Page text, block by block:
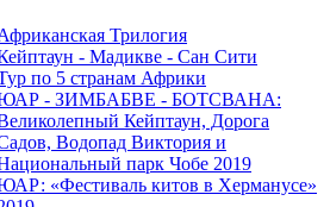
Трилогия
- Мадикве - Сан Сити
по 5 странам Африки
- ЗИМБАБВЕ - БОТСВАНА:
Кейптаун, Дорога
Водопад Виктория и
парк Чобе 2019
«Фестиваль китов в Херманусе»